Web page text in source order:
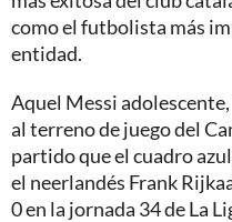
como el futbolista más
entidad.
Aquel Messi
al terreno de juego del
partido que el cuadro
el neerlandés Frank
0 en la jornada 34 de La